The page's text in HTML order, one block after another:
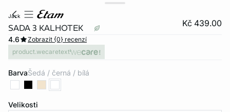
jack
SADA 3 KALHOTEK Kč 439.00
4.6
Zobrazit {0} recenzí
product.wecaretext
Barva šedá / černá / bílá
Velikosti